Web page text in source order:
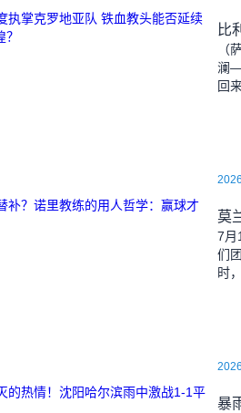
（
澜
回
7月
们
时